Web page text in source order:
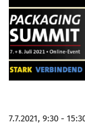
7.7.2021, 9:30 -